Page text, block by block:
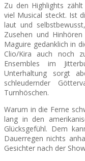
Zu den Highlights
viel Musical steckt. Ist
laut und
Zusehen und
Maguire gedanklich in
Clio/Kira auch noch
Ensembles im
Unterhaltung sorgt
schleudernder
Turnhöschen.
Warum in die Ferne
lang in den
Glücksgefühl. Dem
Dauerregen nichts
Gesichter nach der